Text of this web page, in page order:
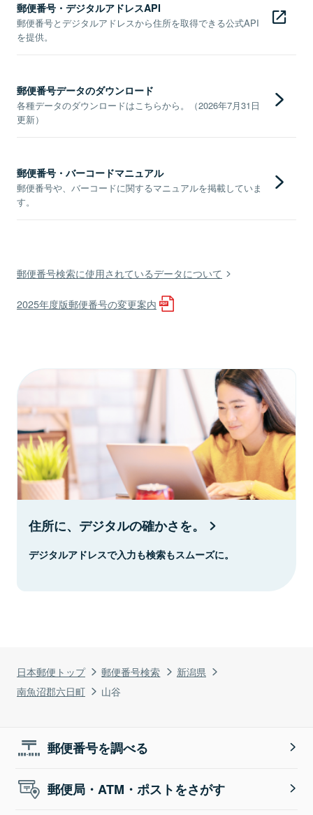
日本郵便トップ 郵便番号検索
新潟県
南魚沼郡六日町
山谷
郵便番号・デジタルアドレスAPI
郵便番号とデジタルアドレスから住所を取得できる公式API
を提供。
郵便番号データのダウンロード
各種データのダウンロードはこちらから。（2026年7月31日
更新）
郵便番号・バーコードマニュアル
郵便番号や、バーコードに関するマニュアルを掲載していま
す。
郵便番号検索に使用されているデータについて
2025年度版郵便番号の変更案内
住所に、デジタルの確かさを。
デジタルアドレスで入力も検索もスムーズに。
郵便番号を調べる
郵便局・ATM・ポストをさがす